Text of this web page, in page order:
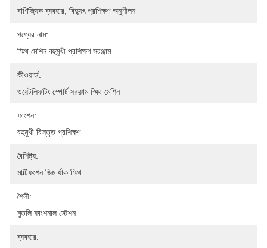
বাণিজ্যিক ব্যবহার, বিদ্যুৎ প্রশিক্ষণ অনুশীলন
পণ্যের নাম:
স্মিথ মেশিন বহুমুখী প্রশিক্ষণ সরঞ্জাম
কীওয়ার্ড:
ওয়েটলিফটিং স্পোর্ট সরঞ্জাম স্মিথ মেশিন
ফাংশন:
বহুমুখী বিস্তৃত প্রশিক্ষণ
বৈশিষ্ট্য:
মাল্টিফংশন জিম র্যাক স্মিথ
শৈলী:
মুতলি ফাংশনাল স্টেশন
ব্যবহার: